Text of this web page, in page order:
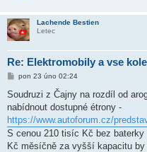
Lachende Bestien
Letec
Re: Elektromobily a vse
P
í
p
ě
v
e
k
pon 23 úno 02:24
Soudruzi z Čajny na rozdíl od
nabídnout dostupné étrony -
https://www.autoforum.cz/
S cenou 210 tisíc Kč bez baterky
Kč měsíčně za vyšší kapacitu by